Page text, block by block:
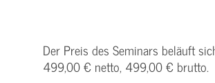
Der Preis des Seminars beläuft
499,00 € netto, 499,00 € brutto.